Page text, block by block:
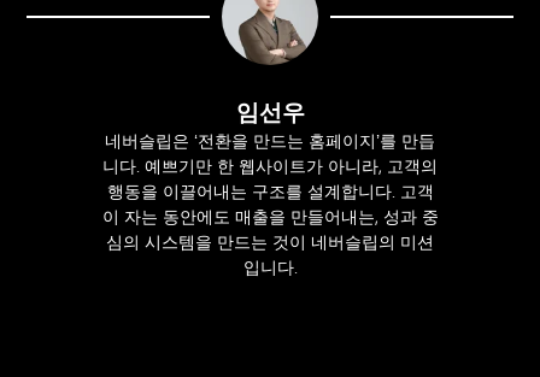
임선우
네버슬립은 ‘전환을 만드는 홈페이지’를 만듭
니다. 예쁘기만 한 웹사이트가 아니라, 고객의
행동을 이끌어내는 구조를 설계합니다. 고객
이 자는 동안에도 매출을 만들어내는, 성과 중
심의 시스템을 만드는 것이 네버슬립의 미션
입니다.